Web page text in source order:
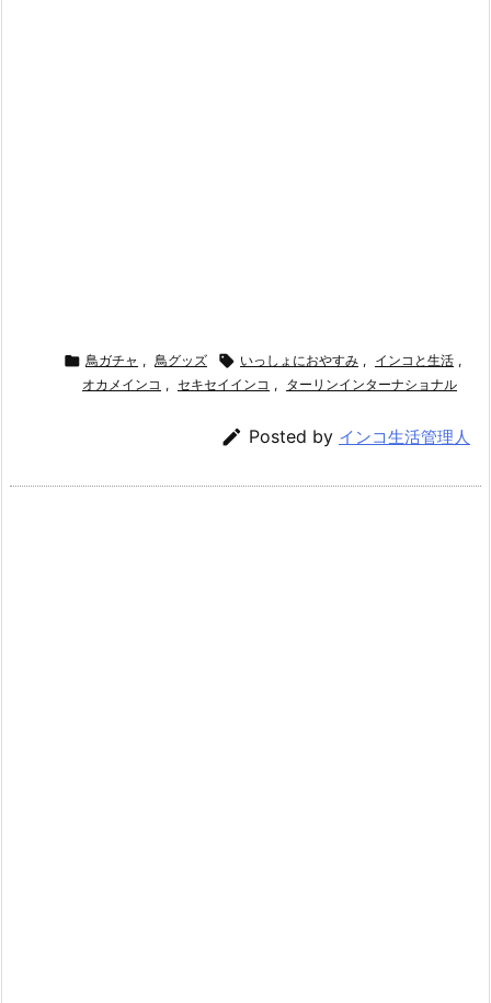
 鳥ガチャ , 鳥グッズ  いっしょにおやすみ , インコと生活 ,
オカメインコ , セキセイインコ , ターリンインターナショナル
 Posted by インコ生活管理人